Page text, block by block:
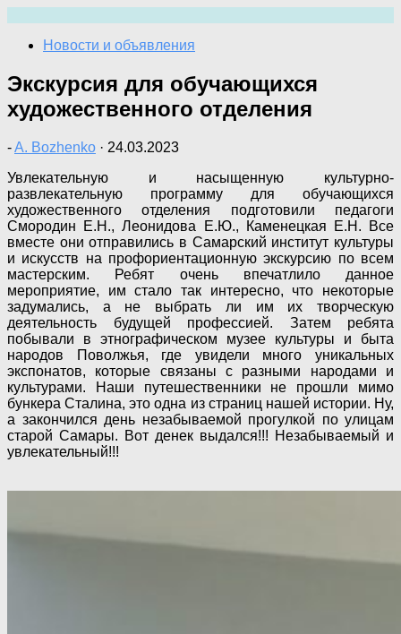
содержимому
Новости и объявления
Экскурсия для обучающихся
художественного отделения
-A. Bozhenko · 24.03.2023
Увлекательную и насыщенную культурно-
развлекательную программу для обучающихся
художественного отделения подготовили педагоги
Смородин Е.Н., Леонидова Е.Ю., Каменецкая Е.Н. Все
вместе они отправились в Самарский институт культуры
и искусств на профориентационную экскурсию по всем
мастерским. Ребят очень впечатлило данное
мероприятие, им стало так интересно, что некоторые
задумались, а не выбрать ли им их творческую
деятельность будущей профессией. Затем ребята
побывали в этнографическом музее культуры и быта
народов Поволжья, где увидели много уникальных
экспонатов, которые связаны с разными народами и
культурами. Наши путешественники не прошли мимо
бункера Сталина, это одна из страниц нашей истории. Ну,
а закончился день незабываемой прогулкой по улицам
старой Самары. Вот денек выдался!!! Незабываемый и
увлекательный!!!